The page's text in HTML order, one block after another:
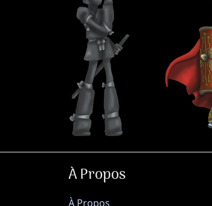
À Propos
À Propos